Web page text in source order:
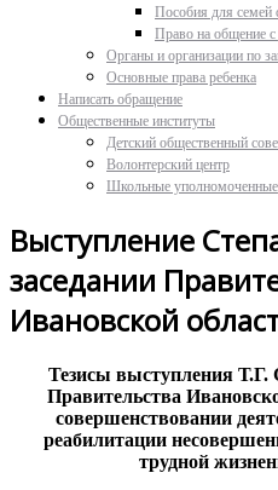
Пособия для семей
Право на общение с
Органы и организации по
Основные права ребенка
Написать обращение
Общественные институты
Детский общественный
Волонтерский центр
Школьные уполномоченные
Выступление
заседании
Ивановской
Тезисы выступления Т.Г.
Правительства
совершенствовании
реабилитации
трудной